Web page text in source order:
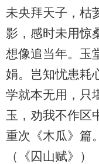
未央拜天子，枯
影，感时未用惊
想像追当年。玉
娟。岂知忧患耗
学就本无用，只
玉，劝我不作区
重次《木瓜》篇
（《囚山赋》）